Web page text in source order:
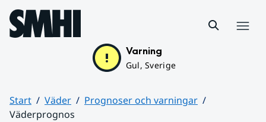
Hoppa till sidans innehåll
Varning
Gul, Sverige
Start Väder
Prognoser och varningar
Väderprognos